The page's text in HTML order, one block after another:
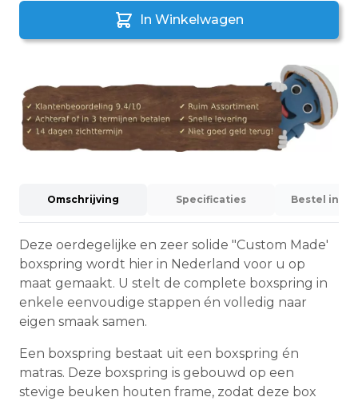
In Winkelwagen
Omschrijving Specificaties Bestel
Deze oerdegelijke en zeer solide "Custom Made'
boxspring wordt hier in Nederland voor u op
maat gemaakt. U stelt de complete boxspring in
enkele eenvoudige stappen én volledig naar
eigen smaak samen.
Een boxspring bestaat uit een boxspring én
matras. Deze boxspring is gebouwd op een
stevige beuken houten frame, zodat deze box